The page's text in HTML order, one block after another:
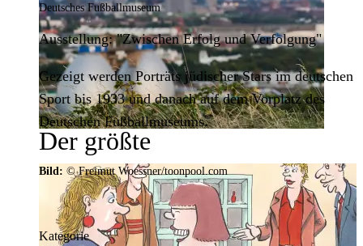
Der größte
Veranstaltungskalender der
Region
Deutsches Fußballmuseum
Ausstellung: "Zwischen Erfolg und Verfolgung"
Gezeigt werden Porträts jüdischer Stars im deutschen
Sport bis 1933 und danach auf dem Vorplatz des
Deutschen Fußballmuseums.
Bild: © Freimut Woessner/toonpool.com
Kategorie